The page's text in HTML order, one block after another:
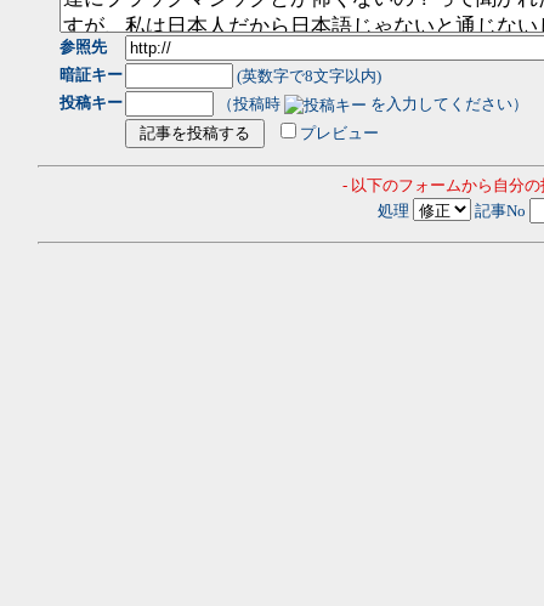
参照先
暗証キー
(英数字で8文字以内)
投稿キー
（投稿時
を入力してください）
プレビュー
- 以下のフォームから自分
処理
記事No